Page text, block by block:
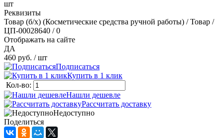
шт
Реквизиты
Товар (б/х) (Косметические средства ручной работы) / Товар /
ЦП-00028640 / 0
Отображать на сайте
ДА
460 руб. / шт
Подписаться
Купить в 1 клик
Кол-во:
Нашли дешевле
Рассчитать доставку
Недоступно
Поделиться